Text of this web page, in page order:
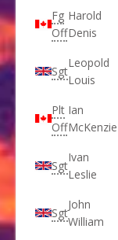
Fg
Off
Harold
Denis
Sgt
Leopold
Louis
Plt
Off
Ian
McKenzie
Sgt
Ivan
Leslie
Sgt
John
William